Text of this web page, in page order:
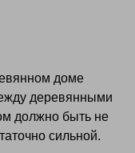
доме
деревянными
должно быть не
сильной.